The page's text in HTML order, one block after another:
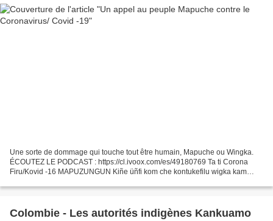
Une sorte de dommage qui touche tout être humain, Mapuche ou Wingka.
ÉCOUTEZ LE PODCAST : https://cl.ivoox.com/es/49180769 Ta ti Corona
Firu/Kovid -16 MAPUZUNGUN Kiñe üñfi kom che kontukefilu wigka kam
Colombie - Les autorités indigènes Kankuamo